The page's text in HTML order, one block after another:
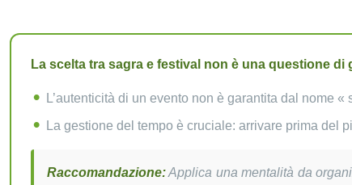
La scelta tra sagra e festival non è una questione
L’autenticità di un evento non è garantita dal nome
La gestione del tempo è cruciale: arrivare prima del
Raccomandazione:Applica una mentalità da